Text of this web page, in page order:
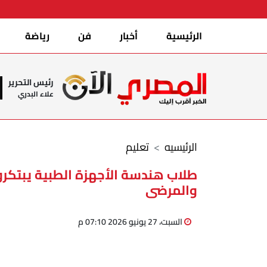
الرئيسية أخبار فن رياضة
رئيس التحرير
علاء البدري
تعليم الرئيسيه
طلاب هندسة الأجهزة الطبية
والمرضى
السبت، 27 يونيو 2026 07:10 م